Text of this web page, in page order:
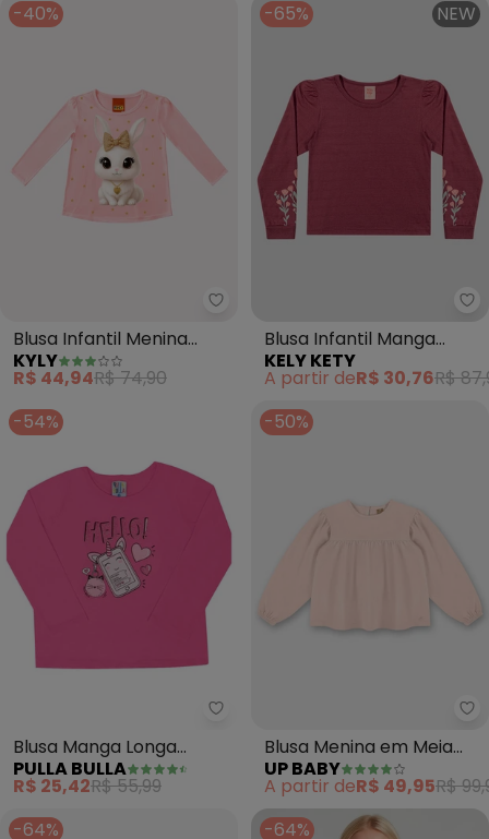
-40%
Kyly - Blusa Infantil Menina
Blusa Infantil Menina
Coelhinho (Rosa)
KYLY
R$ 44,94R$ 74,90
-65% NEW
Blusa Infantil Manga
Longa com Estampa
Relevo (Bordo)
KELY KETY
A partir deR$ 30,76R$
-54%
Pulla Bulla - Blusa Manga
Blusa Manga Longa
Menina (Rosa)
PULLA BULLA
R$ 25,42R$ 55,99
-50%
Blusa Menina em Meia
Malha (Rosa)
UP BABY
A partir deR$ 49,95R$
-64%
-64%